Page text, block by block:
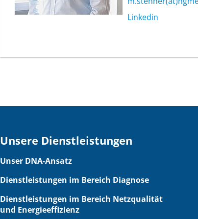
Linkedin
Unsere Dienstleistungen
Unser DNA-Ansatz
Dienstleistungen im Bereich Diagnose
Dienstleistungen im Bereich Netzqualität
und Energieeffizienz